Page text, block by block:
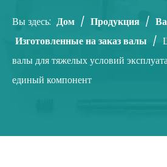
Вы здесь: Дом / Продукция /
Изготовленные на заказ валы /
валы для тяжелых условий
единый компонент